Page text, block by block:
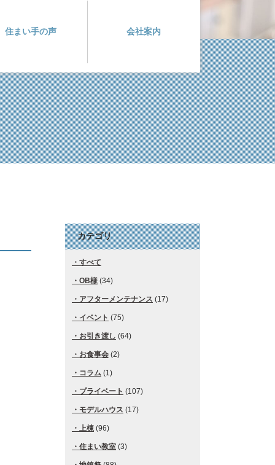
住まい手の声 会社案内
カテゴリ
すべて
OB様 (34)
アフターメンテナンス (17)
イベント (75)
お引き渡し (64)
お食事会 (2)
コラム (1)
プライベート (107)
モデルハウス (17)
上棟 (96)
住まい教室 (3)